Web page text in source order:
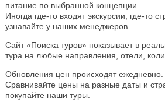
питание по выбранной концепции.
Иногда где-то входят экскурсии, где-то
узнавайте у наших менеджеров.
Сайт «Поиска туров» показывает в
тура на любые направления, отели,
Обновления цен происходят ежедневно.
Сравнивайте цены на разные даты и
покупайте наши туры.